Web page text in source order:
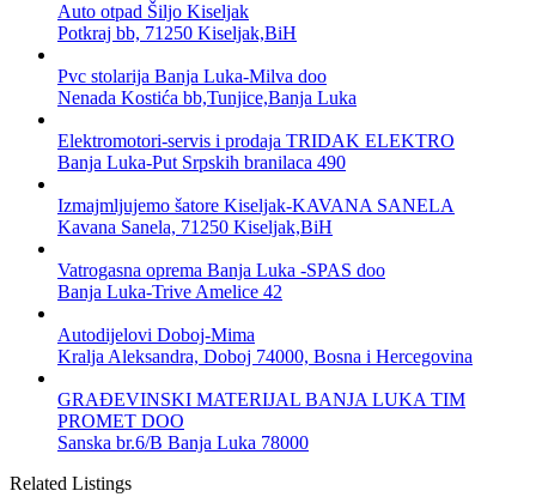
Auto otpad Šiljo Kiseljak
Potkraj bb, 71250 Kiseljak,BiH
Pvc stolarija Banja Luka-Milva doo
Nenada Kostića bb,Tunjice,Banja Luka
Elektromotori-servis i prodaja TRIDAK ELEKTRO
Banja Luka-Put Srpskih branilaca 490
Izmajmljujemo šatore Kiseljak-KAVANA SANELA
Kavana Sanela, 71250 Kiseljak,BiH
Vatrogasna oprema Banja Luka -SPAS doo
Banja Luka-Trive Amelice 42
Autodijelovi Doboj-Mima
Kralja Aleksandra, Doboj 74000, Bosna i Hercegovina
GRAĐEVINSKI MATERIJAL BANJA LUKA TIM
PROMET DOO
Sanska br.6/B Banja Luka 78000
Related Listings